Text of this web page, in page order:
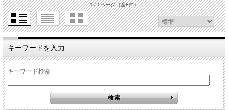
1 / 1ページ（全8件）
キーワードを入力
キーワード検索